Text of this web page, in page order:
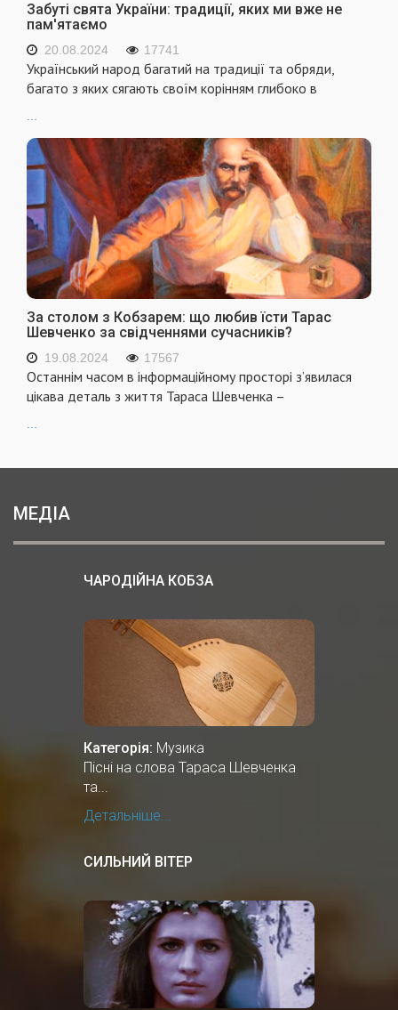
Забуті свята України: традиції, яких ми вже не
пам'ятаємо
20.08.2024 17741
Український народ багатий на традиції та обряди,
багато з яких сягають своїм корінням глибоко в
...
За столом з Кобзарем: що любив їсти Тарас
Шевченко за свідченнями сучасників?
19.08.2024 17567
Останнім часом в інформаційному просторі з’явилася
цікава деталь з життя Тараса Шевченка –
МЕДІА
ЧАРОДІЙНА КОБЗА
Категорія: Музика
Пісні на слова Тараса Шевченка
та...
Детальніше...
СИЛЬНИЙ ВІТЕР